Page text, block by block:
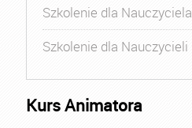
Szkolenie dla Nauczyciela
Szkolenie dla Nauczycieli
Kurs Animatora